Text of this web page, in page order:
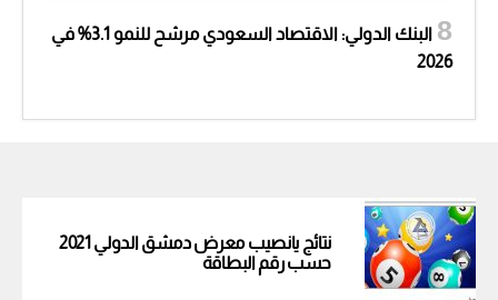
البنك الدولي: الاقتصاد السعودي مرشح للنمو 3.1% في
2026
نتائج يانصيب معرض دمشق الدولي 2021
حسب رقم البطاقة